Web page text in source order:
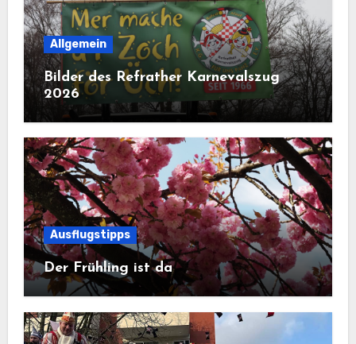
Allgemein
Bilder des Refrather Karnevalszug
2026
Ausflugstipps
Der Frühling ist da